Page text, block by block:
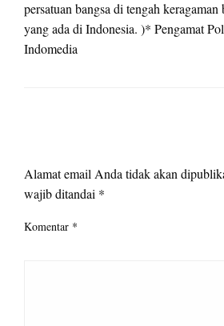
persatuan bangsa di tengah
yang ada di Indonesia. )* Pengamat
Indomedia
Alamat email Anda tidak akan
wajib ditandai *
Komentar *